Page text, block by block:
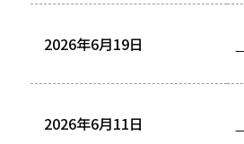
2026年6月19日
2026年6月11日